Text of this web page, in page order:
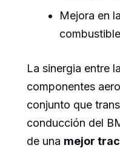
Mejora en
La sinergia entre
componentes
conjunto que
conducción del
de una mejor